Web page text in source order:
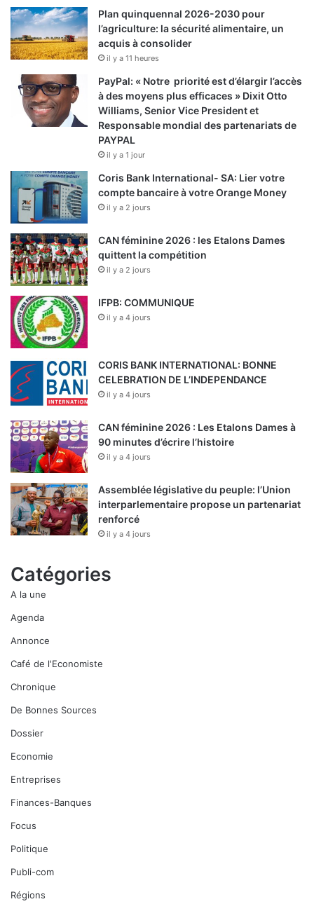
Plan quinquennal 2026-2030 pour
l’agriculture: la sécurité alimentaire, un
acquis à consolider
il y a 11 heures
PayPal: « Notre priorité est d’élargir l’accès
à des moyens plus efficaces » Dixit Otto
Williams, Senior Vice President et
Responsable mondial des partenariats de
PAYPAL
il y a 1 jour
Coris Bank International- SA: Lier votre
compte bancaire à votre Orange Money
il y a 2 jours
CAN féminine 2026 : les Etalons Dames
quittent la compétition
il y a 2 jours
IFPB: COMMUNIQUE
il y a 4 jours
CORIS BANK INTERNATIONAL: BONNE
CELEBRATION DE L’INDEPENDANCE
il y a 4 jours
CAN féminine 2026 : Les Etalons Dames à
90 minutes d’écrire l’histoire
il y a 4 jours
Assemblée législative du peuple: l’Union
interparlementaire propose un partenariat
renforcé
il y a 4 jours
Catégories
A la une
Agenda
Annonce
Café de l'Economiste
Chronique
De Bonnes Sources
Dossier
Economie
Entreprises
Finances-Banques
Focus
Politique
Publi-com
Régions